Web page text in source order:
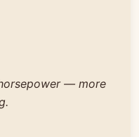
— more